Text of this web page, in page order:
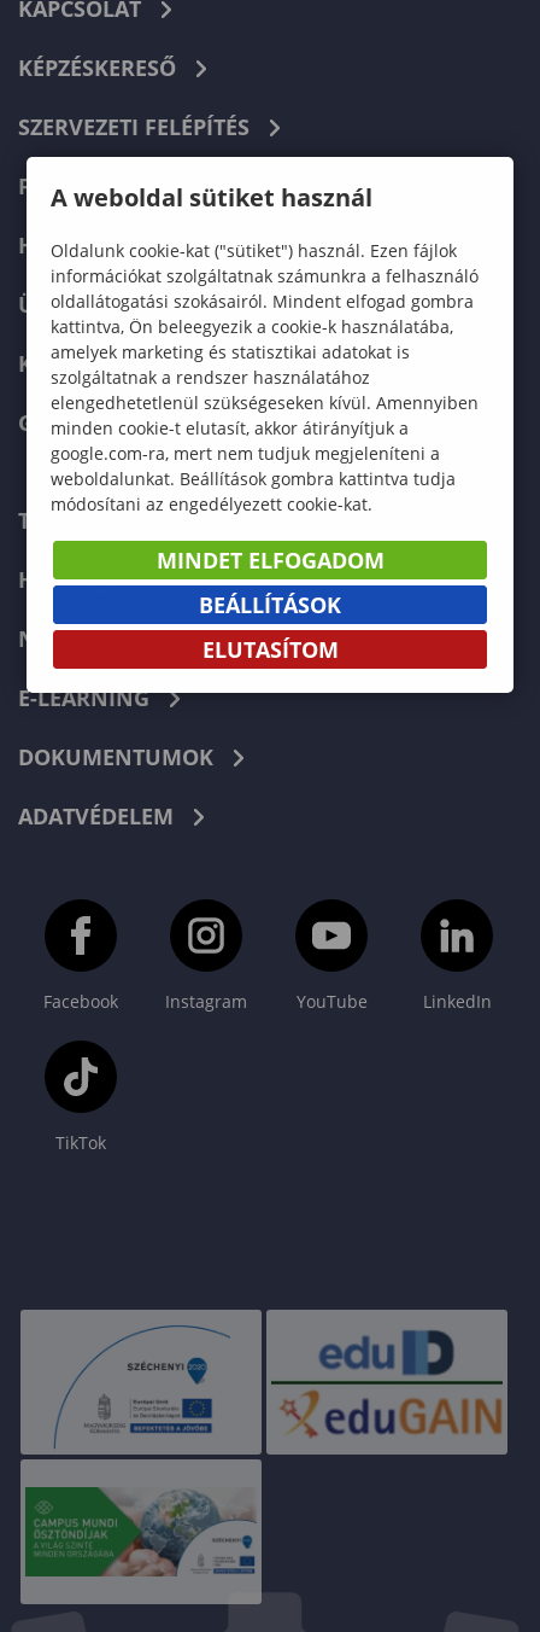
KAPCSOLAT
KÉPZÉSKERESŐ
SZERVEZETI FELÉPÍTÉS
FELVÉTELIZŐKNEK
HALLGATÓKNAK
ÜZLETI PARTNEREKNEK
KARRIER
GREEN UNIVERSITY
TELEFONKÖNYV
HIBABEJELENTÉS
NEPTUN
E-LEARNING
DOKUMENTUMOK
ADATVÉDELEM
Facebook Instagram YouTube LinkedIn
TikTok
A weboldal sütiket használ
Oldalunk cookie-kat ("sütiket") használ. Ezen fájlok
információkat szolgáltatnak számunkra a felhasználó
oldallátogatási szokásairól. Mindent elfogad gombra
kattintva, Ön beleegyezik a cookie-k használatába,
amelyek marketing és statisztikai adatokat is
szolgáltatnak a rendszer használatához
elengedhetetlenül szükségeseken kívül. Amennyiben
minden cookie-t elutasít, akkor átirányítjuk a
google.com-ra, mert nem tudjuk megjeleníteni a
weboldalunkat. Beállítások gombra kattintva tudja
módosítani az engedélyezett cookie-kat.
MINDET ELFOGADOM
BEÁLLÍTÁSOK
ELUTASÍTOM